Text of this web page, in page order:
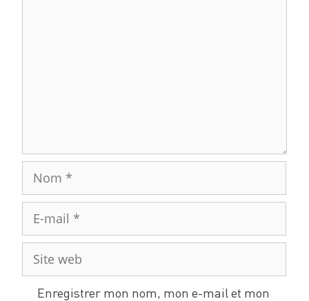
Enregistrer mon nom, mon e-mail et mon